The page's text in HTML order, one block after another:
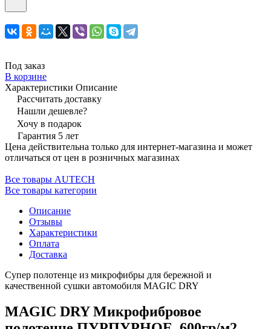
Под заказ
В корзине
Характеристики Описание
Рассчитать доставку
Нашли дешевле?
Хочу в подарок
Гарантия 5 лет
Цена действительна только для интернет-магазина и может
отличаться от цен в розничных магазинах
Все товары AUTECH
Все товары категории
Описание
Отзывы
Характеристики
Оплата
Доставка
Супер полотенце из микрофибры для бережной и
качественной сушки автомобиля MAGIC DRY
MAGIC DRYМикрофибровое